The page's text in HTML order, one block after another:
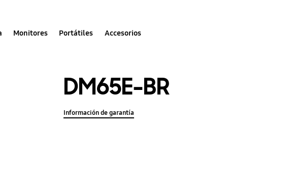
Monitores Portátiles Accesorios
DM65E-BR
Información de garantía